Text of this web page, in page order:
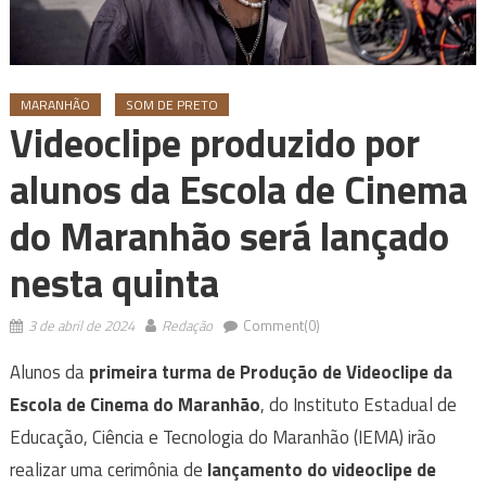
MARANHÃO SOM DE PRETO
Videoclipe produzido por
alunos da Escola de Cinema
do Maranhão será lançado
nesta quinta
3 de abril de 2024 Redação Comment(0)
Alunos daprimeira turma de Produção de Videoclipe da
Escola de Cinema do Maranhão, do Instituto Estadual de
Educação, Ciência e Tecnologia do Maranhão (IEMA) irão
realizar uma cerimônia de lançamento do videoclipe de